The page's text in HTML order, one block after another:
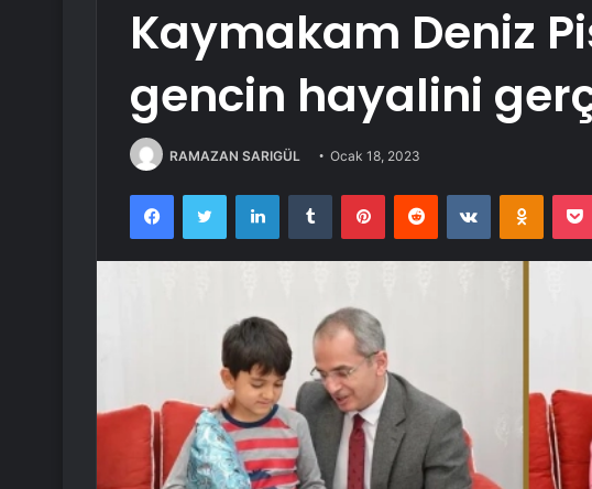
Kaymakam Deniz
gencin hayalini
RAMAZAN SARIGÜL Ocak 18, 2023
FacebookTwitter LinkedInTumblr PinterestReddit VKontakte